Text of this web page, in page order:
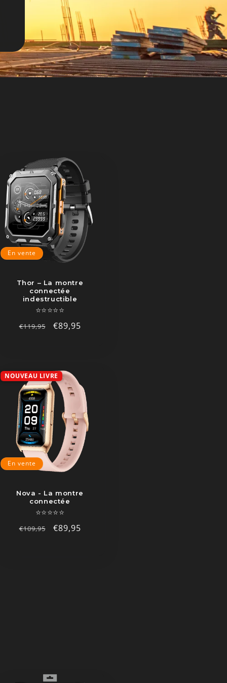
En vente
Thor – La montre
connectée
indestructible
⭐⭐⭐⭐⭐
Prix
€119,95
Prix
€89,95
NOUVEAU LIVRE
En vente
Nova - La montre
connectée
⭐⭐⭐⭐⭐
Prix
€109,95
Prix
€89,95